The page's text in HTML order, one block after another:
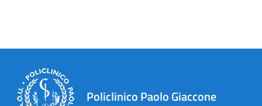
Policlinico Paolo Giaccone